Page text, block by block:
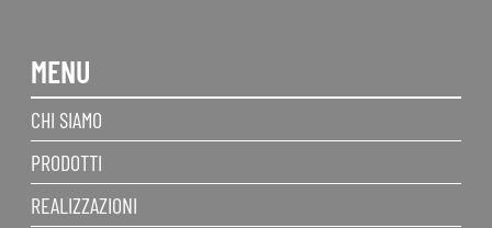
MENU
CHI SIAMO
PRODOTTI
REALIZZAZIONI